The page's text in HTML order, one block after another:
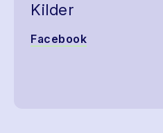
Kilder
Facebook